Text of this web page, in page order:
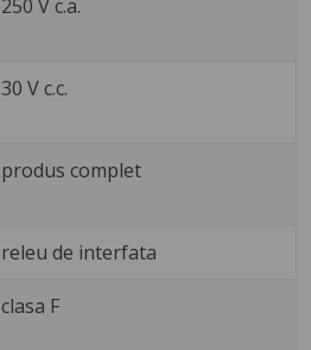
250 V c.a.
30 V c.c.
produs complet
releu de interfata
clasa F